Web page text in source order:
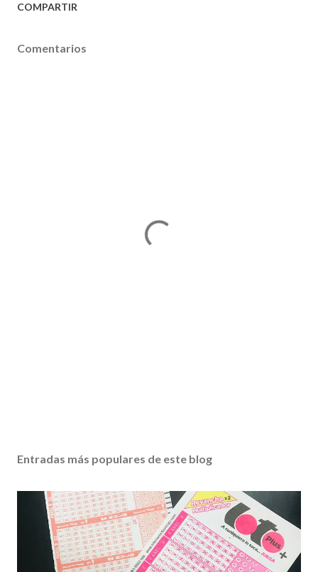
COMPARTIR
Comentarios
Entradas más populares de este blog